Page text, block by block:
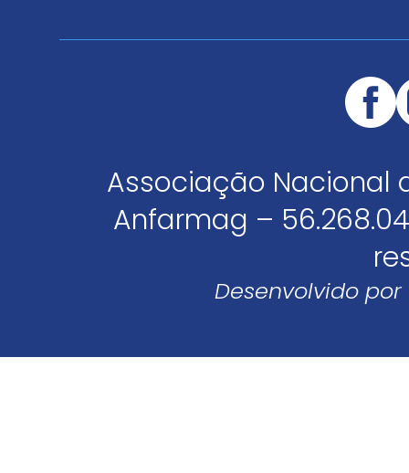
Associação Nacional
Anfarmag –
Desenvolvido por